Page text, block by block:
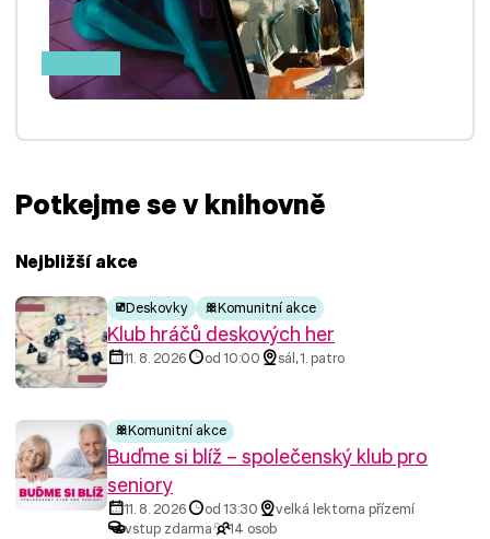
Potkejme se v knihovně
Nejbližší akce
Deskovky Komunitní akce
Klub hráčů deskových her
11. 8. 2026 od 10:00 sál, 1. patro
Komunitní akce
Buďme si blíž – společenský klub pro
seniory
11. 8. 2026 od 13:30
velká lektorna přízemí
vstup zdarma
14 osob